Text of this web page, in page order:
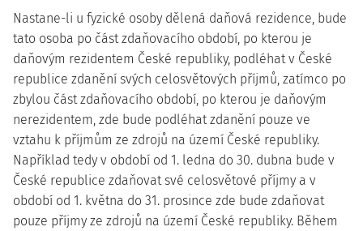
Nastane-li u fyzické osoby dělená daňová rezidence, bude
tato osoba po část zdaňovacího období, po kterou je
daňovým rezidentem České republiky, podléhat v České
republice zdanění svých celosvětových příjmů, zatímco po
zbylou část zdaňovacího období, po kterou je daňovým
nerezidentem, zde bude podléhat zdanění pouze ve
vztahu k příjmům ze zdrojů na území České republiky.
Například tedy v období od 1. ledna do 30. dubna bude v
České republice zdaňovat své celosvětové příjmy a v
období od 1. května do 31. prosince zde bude zdaňovat
pouze příjmy ze zdrojů na území České republiky. Během